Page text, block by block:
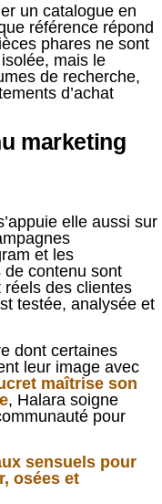
un catalogue en
référence répond
phares ne sont
mais le
de recherche,
d’achat
marketing
elle aussi sur
et les
contenu sont
réels des clientes
testée, analysée et
dont certaines
leur image avec
maîtrise son
, Halara soigne
pour
sensuels pour
osées et